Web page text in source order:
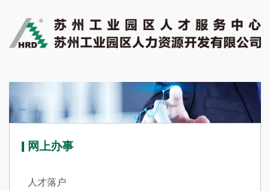
网上办事
人才落户